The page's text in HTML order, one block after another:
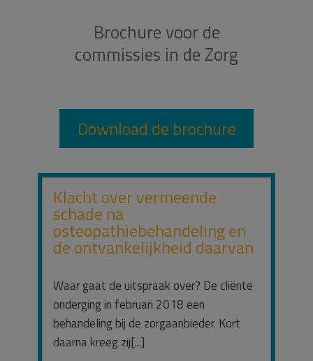
Brochure voor de
commissies in de Zorg
Download de brochure
Klacht over vermeende
schade na
osteopathiebehandeling en
de ontvankelijkheid daarvan
Waar gaat de uitspraak over? De cliënte
onderging in februari 2018 een
behandeling bij de zorgaanbieder. Kort
daarna kreeg zij[...]